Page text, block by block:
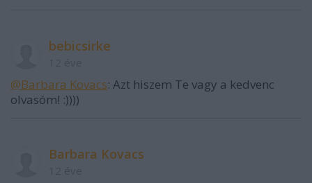
bebicsirke
@Barbara Kovacs: Azt hiszem Te vagy a kedvenc
olvasóm! :))))
Barbara Kovacs